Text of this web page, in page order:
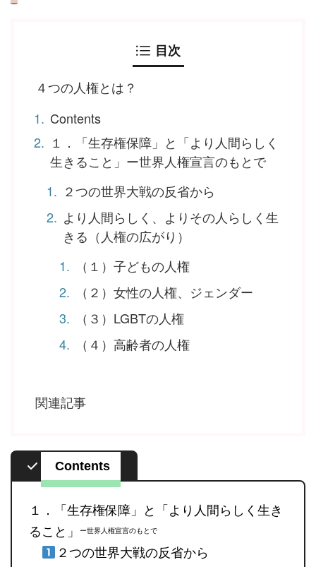
目次
４つの人権とは？
Contents
１．「生存権保障」と「より人間らしく
生きること」ー世界人権宣言のもとで
２つの世界大戦の反省から
より人間らしく、よりその人らしく生
きる（人権の広がり）
（１）子どもの人権
（２）女性の人権、ジェンダー
（３）LGBTの人権
（４）高齢者の人権
関連記事
Contents
１．「生存権保障」と「より人間らしく生き
ること」
ー世界人権宣言のもとで
２つの世界大戦の反省から